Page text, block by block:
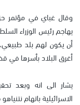
وقال غباي في مؤتمر
يهاجم رئيس الوزراء
أن يكون لهم بلد
أغرق البلاد بأسرها في
يشار الى انه وبعد
الاسرائيلية باتهام